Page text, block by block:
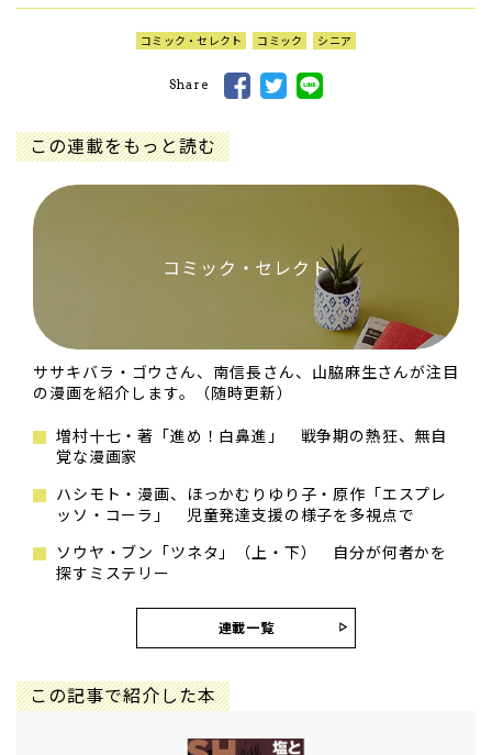
コミック・セレクト コミック シニア
Share
この連載をもっと読む
コミック・セレクト
ササキバラ・ゴウさん、南信長さん、山脇麻生さんが注目
の漫画を紹介します。（随時更新）
増村十七・著「進め！白鼻進」 戦争期の熱狂、無自
覚な漫画家
ハシモト・漫画、ほっかむりゆり子・原作「エスプレ
ッソ・コーラ」 児童発達支援の様子を多視点で
ソウヤ・ブン「ツネタ」（上・下） 自分が何者かを
探すミステリー
連載一覧
この記事で紹介した本